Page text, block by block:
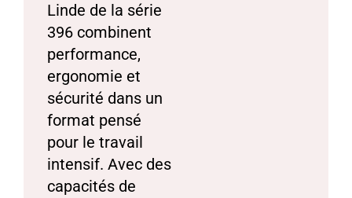
Linde de la série
396 combinent
performance,
ergonomie et
sécurité dans un
format pensé
pour le travail
intensif. Avec des
capacités de